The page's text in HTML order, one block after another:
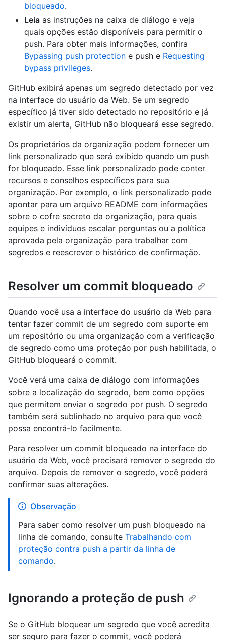
bloqueado.
Leia as instruções na caixa de diálogo e veja
quais opções estão disponíveis para permitir o
push. Para obter mais informações, confira
Bypassing push protection e push e Requesting
bypass privileges.
GitHub exibirá apenas um segredo detectado por vez
na interface do usuário da Web. Se um segredo
específico já tiver sido detectado no repositório e já
existir um alerta, GitHub não bloqueará esse segredo.
Os proprietários da organização podem fornecer um
link personalizado que será exibido quando um push
for bloqueado. Esse link personalizado pode conter
recursos e conselhos específicos para sua
organização. Por exemplo, o link personalizado pode
apontar para um arquivo README com informações
sobre o cofre secreto da organização, para quais
equipes e indivíduos escalar perguntas ou a política
aprovada pela organização para trabalhar com
segredos e reescrever o histórico de confirmação.
Resolver um commit bloqueado
Quando você usa a interface do usuário da Web para
tentar fazer commit de um segredo com suporte em
um repositório ou uma organização com a verificação
de segredo como uma proteção por push habilitada, o
GitHub bloqueará o commit.
Você verá uma caixa de diálogo com informações
sobre a localização do segredo, bem como opções
que permitem enviar o segredo por push. O segredo
também será sublinhado no arquivo para que você
possa encontrá-lo facilmente.
Para resolver um commit bloqueado na interface do
usuário da Web, você precisará remover o segredo do
arquivo. Depois de remover o segredo, você poderá
confirmar suas alterações.
Observação
Para saber como resolver um push bloqueado na
linha de comando, consulte Trabalhando com
proteção contra push a partir da linha de
comando.
Ignorando a proteção de push
Se o GitHub bloquear um segredo que você acredita
ser seguro para fazer o commit, você poderá